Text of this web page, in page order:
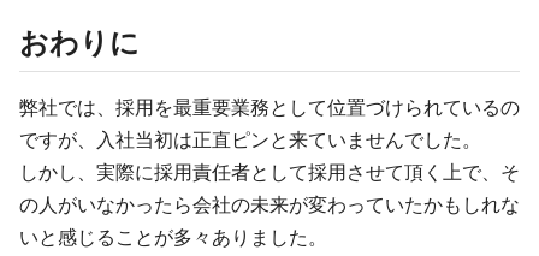
おわりに
弊社では、採用を最重要業務として位置づけられているの
ですが、入社当初は正直ピンと来ていませんでした。
しかし、実際に採用責任者として採用させて頂く上で、そ
の人がいなかったら会社の未来が変わっていたかもしれな
いと感じることが多々ありました。